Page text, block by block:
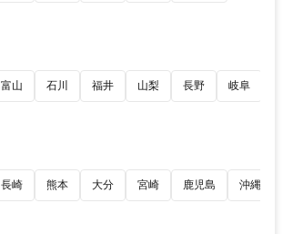
富山 石川 福井 山梨 長野 岐阜
長崎 熊本 大分 宮崎 鹿児島 沖縄